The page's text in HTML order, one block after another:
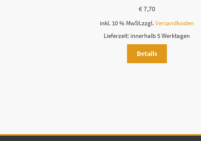
€7,70
inkl. 10 % MwSt.zzgl.Versandkosten
Lieferzeit: innerhalb 5 Werktagen
Details